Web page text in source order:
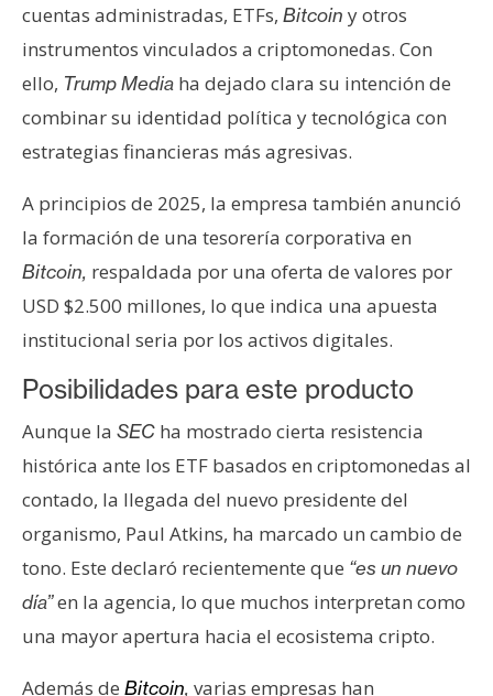
i
c
i
d
d
cuentas administradas, ETFs, Bitcoin y otros
instrumentos vinculados a criptomonedas. Con
ello, Trump Media ha dejado clara su intención de
combinar su identidad política y tecnológica con
estrategias financieras más agresivas.
A principios de 2025, la empresa también anunció
la formación de una tesorería corporativa en
Bitcoin, respaldada por una oferta de valores por
USD $2.500 millones, lo que indica una apuesta
institucional seria por los activos digitales.
Posibilidades para este producto
Aunque la SEC ha mostrado cierta resistencia
histórica ante los ETF basados en criptomonedas al
contado, la llegada del nuevo presidente del
organismo, Paul Atkins, ha marcado un cambio de
tono. Este declaró recientemente que “es un nuevo
día”en la agencia, lo que muchos interpretan como
una mayor apertura hacia el ecosistema cripto.
Además de Bitcoin, varias empresas han